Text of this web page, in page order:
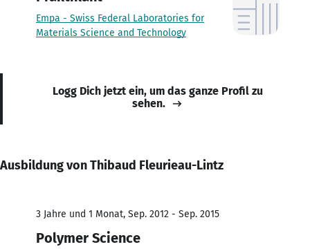
Empa - Swiss Federal Laboratories for
Materials Science and Technology
Logg Dich jetzt ein, um das ganze Profil zu
sehen.
Ausbildung von Thibaud Fleurieau-Lintz
3 Jahre und 1 Monat, Sep. 2012 - Sep. 2015
Polymer Science